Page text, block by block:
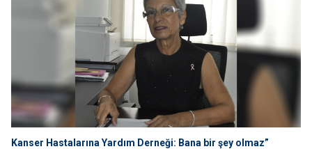
Kanser Hastalarına Yardım Derneği: Bana bir şey olmaz”